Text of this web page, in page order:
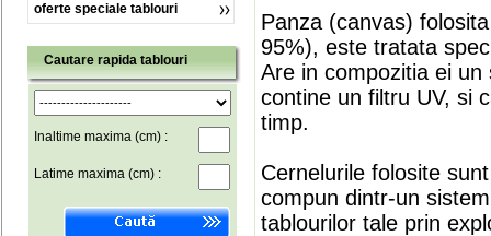
oferte speciale tablouri
Cautare rapida tablouri
Inaltime maxima (cm) :
Latime maxima (cm) :
Panza (canvas)
95%), este tratata
Are in compozitia ei
contine un filtru UV, si
timp.
Cernelurile folosite
compun dintr-un
tablourilor tale prin